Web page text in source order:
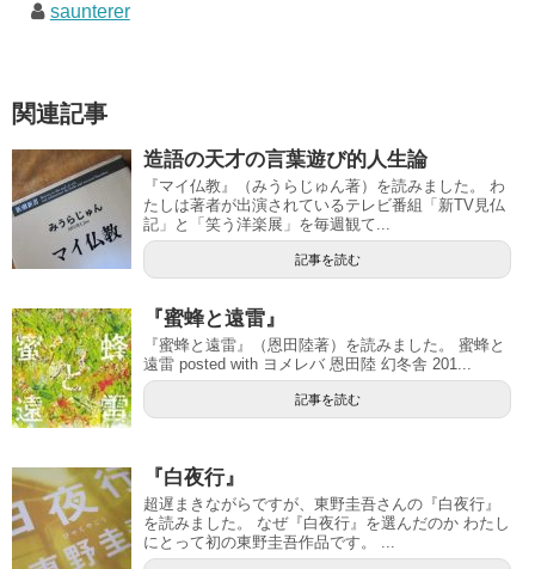
saunterer
関連記事
造語の天才の言葉遊び的人生論
『マイ仏教』（みうらじゅん著）を読みました。 わ
たしは著者が出演されているテレビ番組「新TV見仏
記」と「笑う洋楽展」を毎週観て...
記事を読む
『蜜蜂と遠雷』
『蜜蜂と遠雷』（恩田陸著）を読みました。 蜜蜂と
遠雷 posted with ヨメレバ 恩田陸 幻冬舎 201...
記事を読む
『白夜行』
超遅まきながらですが、東野圭吾さんの『白夜行』
を読みました。 なぜ『白夜行』を選んだのか わたし
にとって初の東野圭吾作品です。 ...